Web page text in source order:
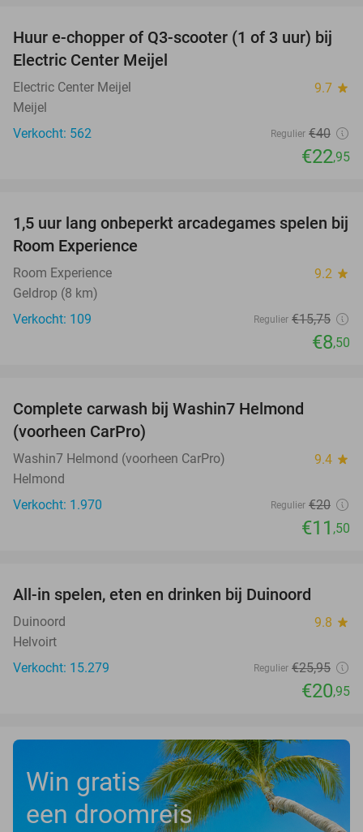
43%
Huur e-chopper of Q3-scooter (1 of 3 uur) bij
Electric Center Meijel
Electric Center Meijel 9.7 star
Meijel
Verkocht: 562
Regulier €40
€22,95
46%
1,5 uur lang onbeperkt arcadegames spelen bij
Room Experience
Room Experience 9.2 star
Geldrop (8 km)
Verkocht: 109
Regulier €15,75
€8,50
Complete carwash bij Washin7 Helmond
(voorheen CarPro)
Washin7 Helmond (voorheen CarPro) 9.4 star
Helmond
Verkocht: 1.970
Regulier €20
€11 ,50
All-in spelen, eten en drinken bij Duinoord
Duinoord 9.8 star
Helvoirt
Verkocht: 15.279
Regulier €25,95
€20,95
Win gratis
een droomreis